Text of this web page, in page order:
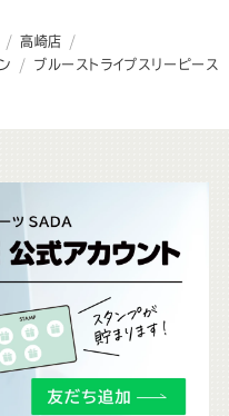
のトップページ
高崎店
ブルーストライプスリーピース